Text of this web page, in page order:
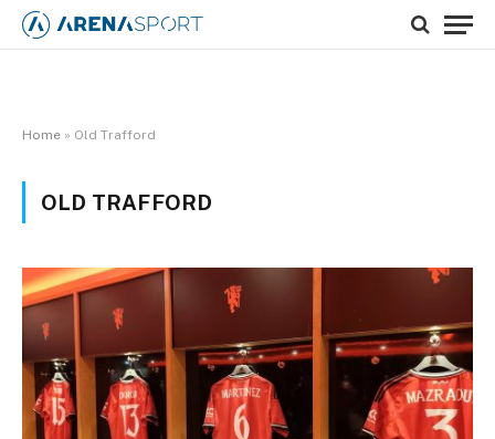
Home » Old Trafford
OLD TRAFFORD